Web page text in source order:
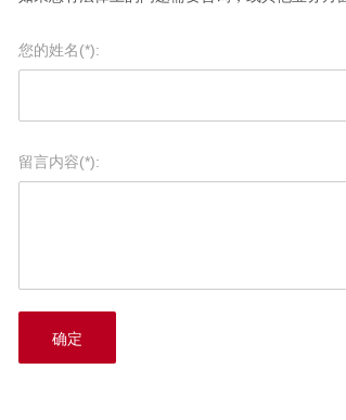
您的姓名(*):
留言内容(*):